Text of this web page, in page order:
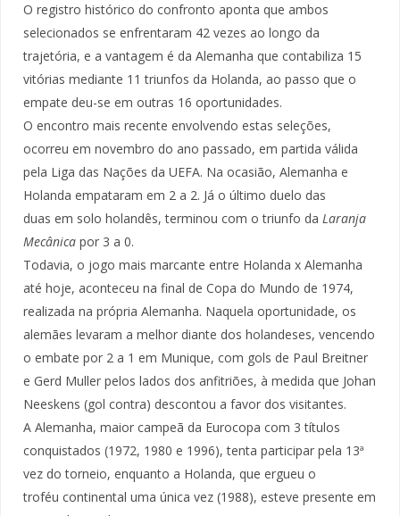
O registro histórico do confronto aponta que ambos
selecionados se enfrentaram 42 vezes ao longo da
trajetória, e a vantagem é da Alemanha que contabiliza 15
vitórias mediante 11 triunfos da Holanda, ao passo que o
empate deu-se em outras 16 oportunidades.
O encontro mais recente envolvendo estas seleções,
ocorreu em novembro do ano passado, em partida válida
pela Liga das Nações da UEFA. Na ocasião, Alemanha e
Holanda empataram em 2 a 2. Já o último duelo das
duas em solo holandês, terminou com o triunfo da Laranja
Mecânica por 3 a 0.
Todavia, o jogo mais marcante entre Holanda x Alemanha
até hoje, aconteceu na final de Copa do Mundo de 1974,
realizada na própria Alemanha. Naquela oportunidade, os
alemães levaram a melhor diante dos holandeses, vencendo
o embate por 2 a 1 em Munique, com gols de Paul Breitner
e Gerd Muller pelos lados dos anfitriões, à medida que Johan
Neeskens (gol contra) descontou a favor dos visitantes.
A Alemanha, maior campeã da Eurocopa com 3 títulos
conquistados (1972, 1980 e 1996), tenta participar pela 13ª
vez do torneio, enquanto a Holanda, que ergueu o
troféu continental uma única vez (1988), esteve presente em